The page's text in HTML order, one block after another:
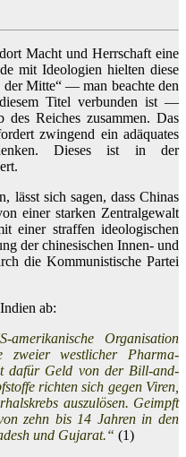
Macht und Herrschaft eine
mit Ideologien hielten diese
der Mitte“ — man beachte den
Titel verbunden ist —
Reiches zusammen. Das
zwingend ein adäquates
Dieses ist in der
lässt sich sagen, dass Chinas
einer starken Zentralgewalt
einer straffen ideologischen
der chinesischen Innen- und
die Kommunistische Partei
ab:
Organisation
zweier westlicher Pharma-
dafür Geld von der Bill-and-
richten sich gegen Viren,
auszulösen. Geimpft
zehn bis 14 Jahren in den
und Gujarat.“ (1)